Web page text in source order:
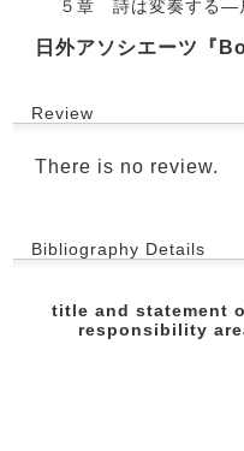
５章 詩は変奏する―
日外アソシエーツ『
Review
There is no review.
Bibliography Details
title and statement
responsibility